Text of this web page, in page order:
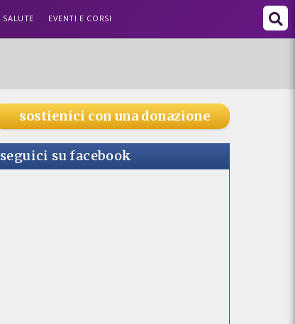
SALUTE EVENTI E CORSI
sostienici con una donazione
seguici su facebook